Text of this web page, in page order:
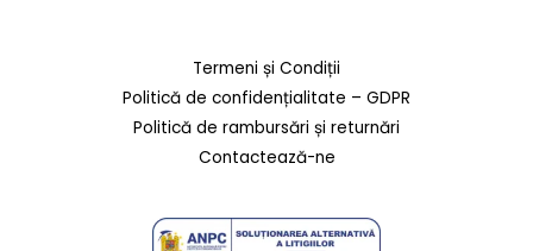
Termeni și Condiții
Politică de confidențialitate – GDPR
Politică de rambursări și returnări
Contactează-ne